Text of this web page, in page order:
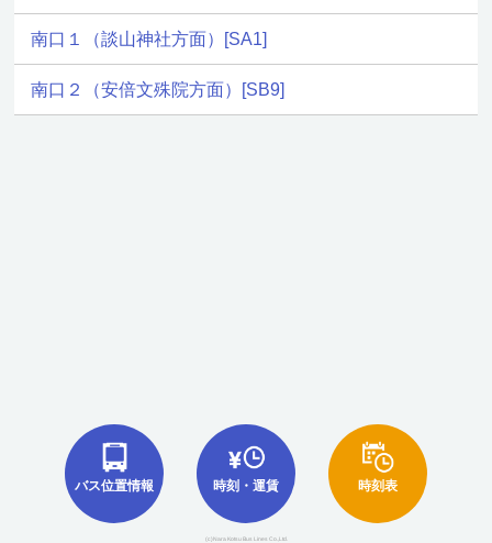
南口１（談山神社方面）[SA1]
南口２（安倍文殊院方面）[SB9]
バス位置情報 時刻・運賃 時刻表
(c)Nara Kotsu Bus Lines Co.,Ltd.